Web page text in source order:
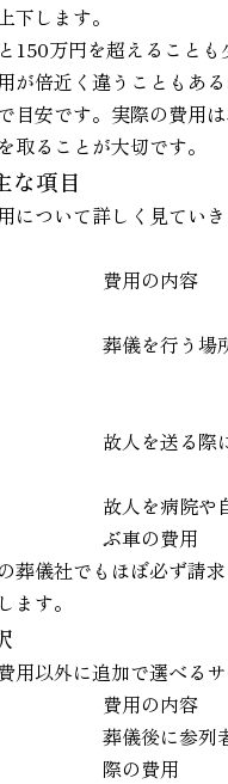
下します。
150万円を超えること
が倍近く違うこともある
目安です。実際の費用
ることが大切です。
な項目
について詳しく見てい
費用の内容
葬儀を行う場
故人を送る際
故人を病院や
ぶ車の費用
葬儀社でもほぼ必ず請
ます。
用以外に追加で選べる
費用の内容
葬儀後に参列
際の費用